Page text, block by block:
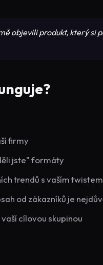
objevili produkt, který si
firmy
jste" formáty
trendů s vaším twistem
od zákazníků je
cílovou skupinou